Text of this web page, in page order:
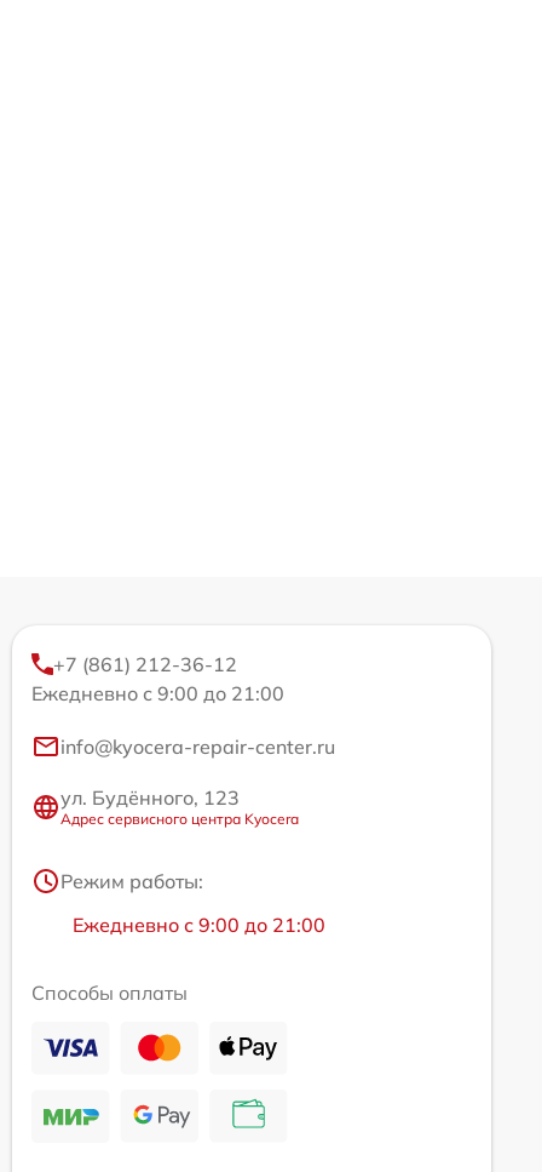
+7 (861) 212-36-12
Ежедневно с 9:00 до 21:00
info@kyocera-repair-center.ru
ул. Будённого, 123
Адрес сервисного центра Kyocera
Режим работы:
Ежедневно с 9:00 до 21:00
Способы оплаты